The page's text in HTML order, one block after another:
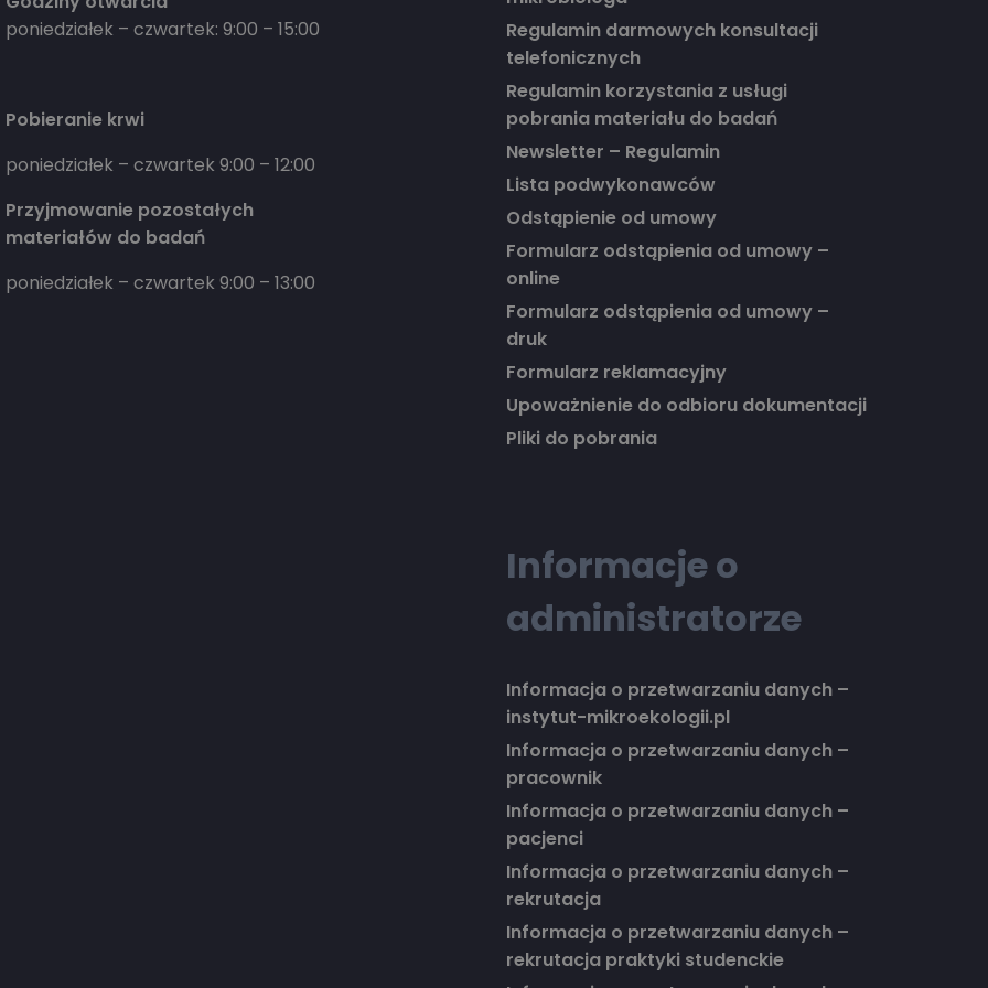
poniedziałek – czwartek: 9:00 – 15:00
Pobieranie krwi
poniedziałek – czwartek 9:00 – 12:00
Przyjmowanie pozostałych
materiałów do badań
poniedziałek – czwartek 9:00 – 13:00
Regulamin darmowych konsultacji
telefonicznych
Regulamin korzystania z usługi
pobrania materiału do badań
Newsletter – Regulamin
Lista podwykonawców
Odstąpienie od umowy
Formularz odstąpienia od umowy –
online
Formularz odstąpienia od umowy –
druk
Formularz reklamacyjny
Upoważnienie do odbioru dokumentacji
Pliki do pobrania
Informacje o
administratorze
Informacja o przetwarzaniu danych –
instytut-mikroekologii.pl
Informacja o przetwarzaniu danych –
pracownik
Informacja o przetwarzaniu danych –
pacjenci
Informacja o przetwarzaniu danych –
rekrutacja
Informacja o przetwarzaniu danych –
rekrutacja praktyki studenckie